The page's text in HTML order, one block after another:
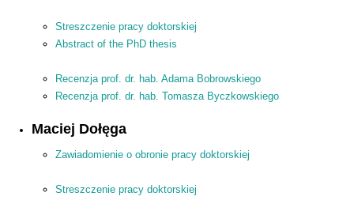
Streszczenie pracy doktorskiej
Abstract of the PhD thesis
Recenzja prof. dr. hab. Adama Bobrowskiego
Recenzja prof. dr. hab. Tomasza Byczkowskiego
Maciej Dołęga
Zawiadomienie o obronie pracy doktorskiej
Streszczenie pracy doktorskiej